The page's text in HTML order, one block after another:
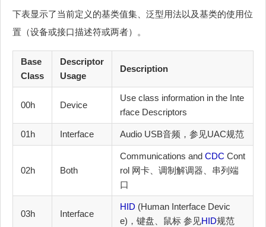
下表显示了当前定义的基类值集、泛型用法以及基类的使用位
置（设备或接口描述符或两者）。
Base
Class
Descriptor
Usage
Description
00h Device
Use class information in the Inte
rface Descriptors
01h Interface Audio USB音频，参见UAC规范
02h Both
Communications and CDC Cont
rol 网卡、调制解调器、串列端
口
03h Interface
HID (Human Interface Devic
e)，键盘、鼠标 参见HID规范